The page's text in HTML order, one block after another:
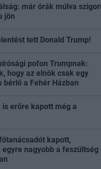
már órák múlva
jön
tett Donald Trump!
pofon Trumpnak:
hogy az elnök csak egy
bérlő a Fehér Házban
is erőre kapott még a
kapott,
egyre nagyobb a feszültség